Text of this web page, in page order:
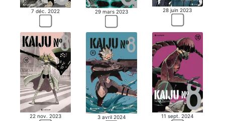
7 déc. 2022 29 mars 2023 28 juin 2023
22 nov. 2023 3 avril 2024 11 sept. 2024